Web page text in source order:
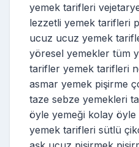
yemek tarifleri
lezzetli yemek tarifleri
ucuz ucuz yemek
yöresel yemekler tüm
tarifler yemek tarifleri
asmar yemek pişirme
taze sebze yemekleri
öyle yemeği kolay
yemek tarifleri sütlü